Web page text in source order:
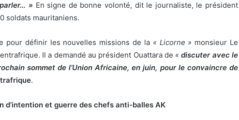
» En signe de bonne volonté, dit le journaliste, le président
soldats mauritaniens.
pour définir les nouvelles missions de la « Licorne » monsieur Le
Il a demandé au président Ouattara de «discuter avec le
sommet de l’Union Africaine, en juin, pour le convaincre de
.
d’intention et guerre des chefs anti-balles AK